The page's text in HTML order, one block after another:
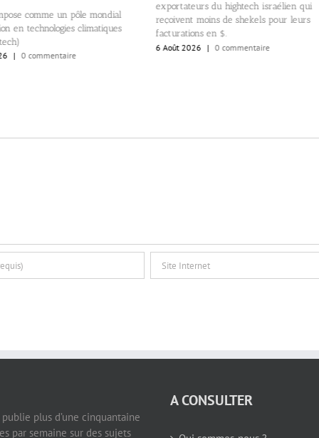
comme un pôle mondial
en technologies climatiques
| 0 commentaire
exportateurs du hightech israélien qui
reçoivent moins de shekels pour leurs
facturations en $.
6 Août 2026 | 0 commentaire
plus d’une cinquantaine
par semaine sur des sujets
A CONSULTER